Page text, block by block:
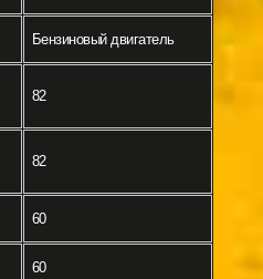
Бензиновый двигатель
82
82
60
60